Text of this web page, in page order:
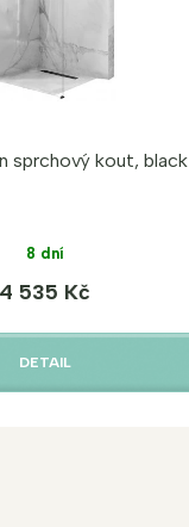
sprchový kout, black
8 dní
4 535 Kč
DETAIL